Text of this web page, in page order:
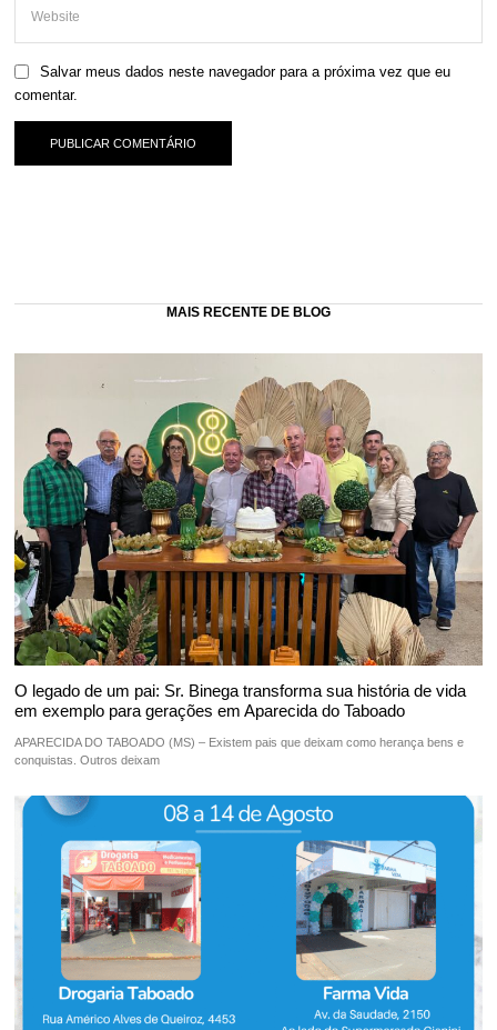
Salvar meus dados neste navegador para a próxima vez que eu
comentar.
MAIS RECENTE DE BLOG
O legado de um pai: Sr. Binega transforma sua história de vida
em exemplo para gerações em Aparecida do Taboado
APARECIDA DO TABOADO (MS) – Existem pais que deixam como herança bens e
conquistas. Outros deixam